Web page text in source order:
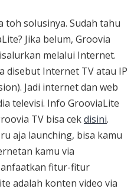
toh solusinya. Sudah tahu
Jika belum, Groovia
melalui Internet.
disebut Internet TV atau IP
Jadi internet dan web
televisi. Info GrooviaLite
TV bisa cekdisini.
aja launching, bisa kamu
kamu via
fitur-fitur
adalah konten video via